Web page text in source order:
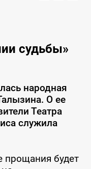
судьбы»
народная
О ее
Театра
служила
прощания будет